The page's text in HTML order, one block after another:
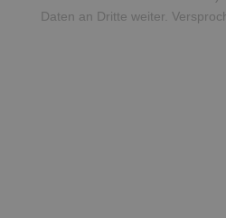
Daten an Dritte weiter.